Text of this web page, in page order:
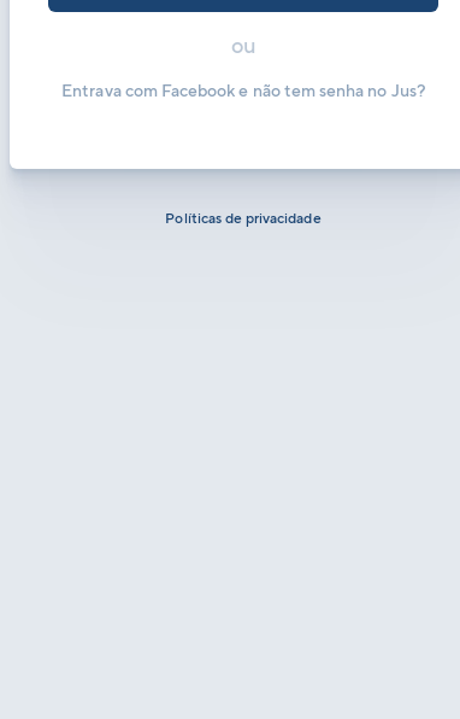
ou
Entrava com Facebook e não tem senha no Jus?
Políticas de privacidade